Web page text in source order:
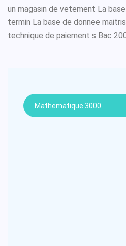
un magasin de vetement La
termin La base de donnee
technique de paiement s Bac